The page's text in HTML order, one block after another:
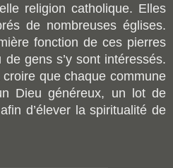
religion catholique. Elles
de nombreuses églises.
fonction de ces pierres
gens s’y sont intéressés.
que chaque commune
Dieu généreux, un lot de
d’élever la spiritualité de